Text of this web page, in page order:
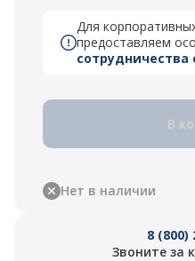
Для
предоставляем
сотрудничества
В
Нет в наличии
8 (800)
Звоните за